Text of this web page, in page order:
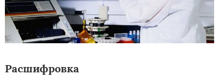
Расшифровка